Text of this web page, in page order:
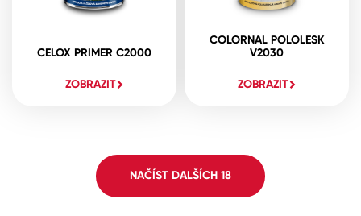
CELOX PRIMER C2000
ZOBRAZIT
COLORNAL POLOLESK
V2030
ZOBRAZIT
NAČÍST DALŠÍCH 18